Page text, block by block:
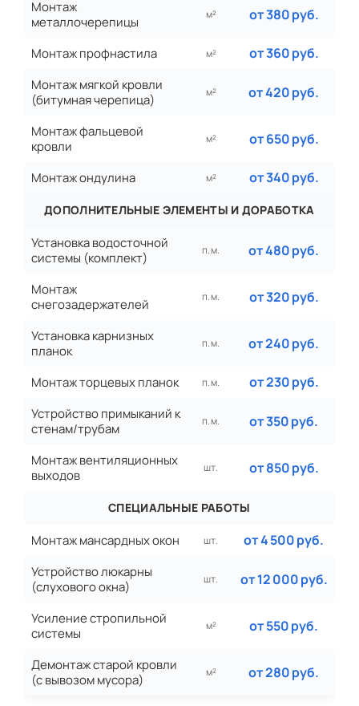
Монтаж
металлочерепицы
м² от 380 руб.
Монтаж профнастила м² от 360 руб.
Монтаж мягкой кровли
(битумная черепица)
м² от 420 руб.
Монтаж фальцевой
кровли
м² от 650 руб.
Монтаж ондулина м² от 340 руб.
ДОПОЛНИТЕЛЬНЫЕ ЭЛЕМЕНТЫ И ДОРАБОТКА
Установка водосточной
системы (комплект)
п. м. от 480 руб.
Монтаж
снегозадержателей
п. м. от 320 руб.
Установка карнизных
планок
п. м. от 240 руб.
Монтаж торцевых планок п. м. от 230 руб.
Устройство примыканий к
стенам/трубам
п. м. от 350 руб.
Монтаж вентиляционных
выходов
шт. от 850 руб.
СПЕЦИАЛЬНЫЕ РАБОТЫ
Монтаж мансардных окон шт. от 4 500 руб.
Устройство люкарны
(слухового окна)
шт. от 12 000 руб.
Усиление стропильной
системы
м² от 550 руб.
Демонтаж старой кровли
(с вывозом мусора)
м² от 280 руб.